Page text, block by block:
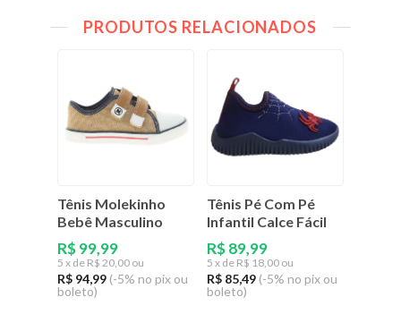
PRODUTOS RELACIONADOS
Tênis Molekinho
Bebê Masculino
R$ 99,99
5 x de R$ 20,00 ou
R$ 94,99 (-5% no pix ou
boleto)
Tênis Pé Com Pé
Infantil Calce Fácil
R$ 89,99
5 x de R$ 18,00 ou
R$ 85,49 (-5% no pix ou
boleto)